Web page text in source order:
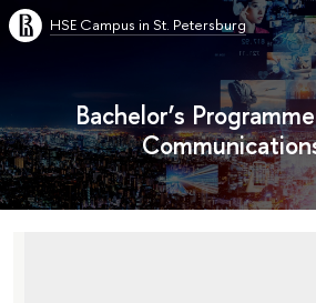
HSE Campus in St. Petersburg
Bachelor’s